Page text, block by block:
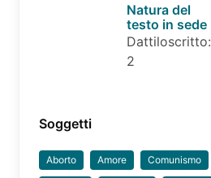
Natura del
testo in sede
Dattiloscritto:
2
Soggetti
Aborto Amore Comunismo